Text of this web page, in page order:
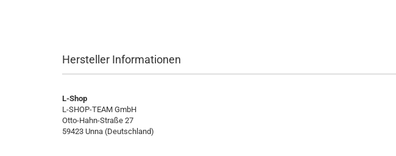
Hersteller Informationen
L-Shop
L-SHOP-TEAM GmbH
Otto-Hahn-Straße 27
59423 Unna (Deutschland)